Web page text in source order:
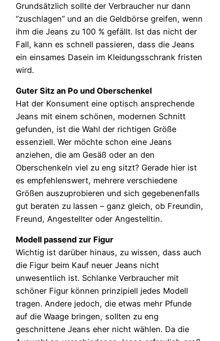
Grundsätzlich sollte der Verbraucher nur dann
“zuschlagen” und an die Geldbörse greifen, wenn
ihm die Jeans zu 100 % gefällt. Ist das nicht der
Fall, kann es schnell passieren, dass die Jeans
ein einsames Dasein im Kleidungsschrank fristen
wird.
Guter Sitz an Po und Oberschenkel
Hat der Konsument eine optisch ansprechende
Jeans mit einem schönen, modernen Schnitt
gefunden, ist die Wahl der richtigen Größe
essenziell. Wer möchte schon eine Jeans
anziehen, die am Gesäß oder an den
Oberschenkeln viel zu eng sitzt? Gerade hier ist
es empfehlenswert, mehrere verschiedene
Größen auszuprobieren und sich gegebenenfalls
gut beraten zu lassen – ganz gleich, ob Freundin,
Freund, Angestellter oder Angestelltin.
Modell passend zur Figur
Wichtig ist darüber hinaus, zu wissen, dass auch
die Figur beim Kauf neuer Jeans nicht
unwesentlich ist. Schlanke Verbraucher mit
schöner Figur können prinzipiell jedes Modell
tragen. Andere jedoch, die etwas mehr Pfunde
auf die Waage bringen, sollten zu eng
geschnittene Jeans eher nicht wählen. Da die